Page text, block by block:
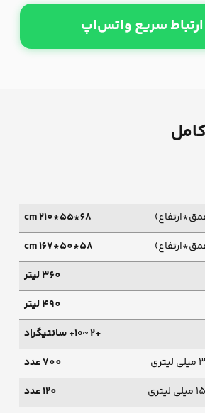
ارتباط سریع واتس‌اپ
68*55*210 cm
58*50*167 cm
360 لیتر
490 لیتر
+۲ ~۱۰+ سانتیگراد
700 عدد
120 عدد